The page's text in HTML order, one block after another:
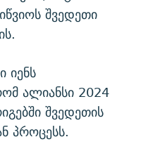
შვედეთი
იენს
ალიანსი 2024
შვედეთის
პროცესს.